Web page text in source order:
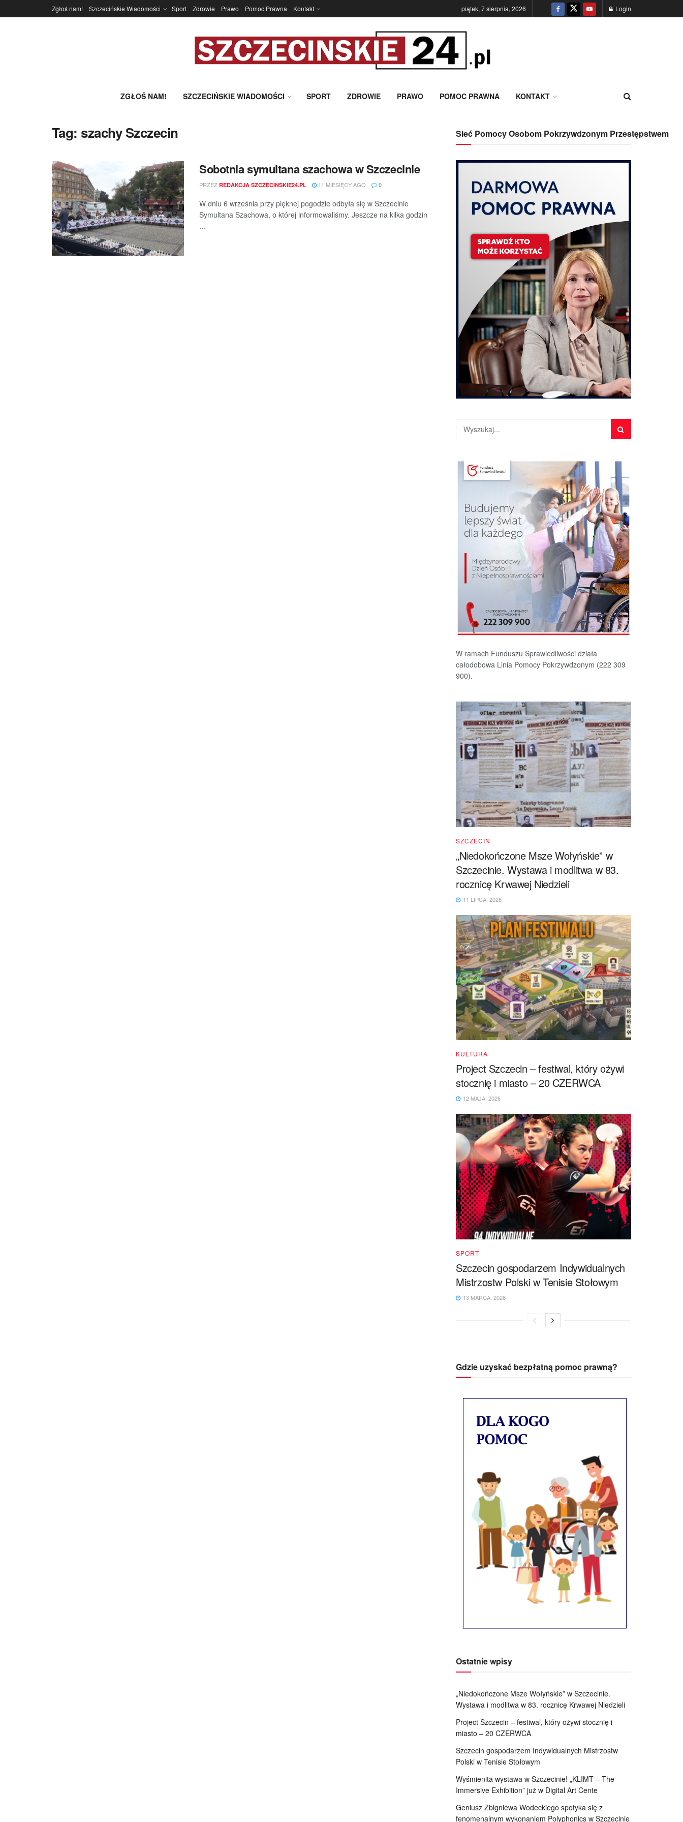
Zgłoś nam! Szczecińskie Wiadomości Sport Zdrowie Prawo Pomoc Prawna Kontakt piątek, 7 sierpnia, 2026 Login
ZGŁOŚ NAM! SZCZECIŃSKIE WIADOMOŚCI SPORT ZDROWIE PRAWO POMOC PRAWNA KONTAKT
Tag: szachy Szczecin
Sobotnia symultana szachowa w Szczecinie
PRZEZ REDAKCJA SZCZECINSKIE24.PL 11 MIESIĘCY AGO 0
W dniu 6 września przy pięknej pogodzie odbyła się w Szczecinie
Symultana Szachowa, o której informowaliśmy. Jeszcze na kilka godzin
...
Sieć Pomocy Osobom Pokrzywdzonym Przestępstwem
W ramach Funduszu Sprawiedliwości działa
całodobowa Linia Pomocy Pokrzywdzonym (222 309
900).
SZCZECIN
„Niedokończone Msze Wołyńskie” w
Szczecinie. Wystawa i modlitwa w 83.
rocznicę Krwawej Niedzieli
11 LIPCA, 2026
KULTURA
Project Szczecin – festiwal, który ożywi
stocznię i miasto – 20 CZERWCA
12 MAJA, 2026
SPORT
Szczecin gospodarzem Indywidualnych
Mistrzostw Polski w Tenisie Stołowym
13 MARCA, 2026
Gdzie uzyskać bezpłatną pomoc prawną?
Ostatnie wpisy
„Niedokończone Msze Wołyńskie” w Szczecinie.
Wystawa i modlitwa w 83. rocznicę Krwawej Niedzieli
Project Szczecin – festiwal, który ożywi stocznię i
miasto – 20 CZERWCA
Szczecin gospodarzem Indywidualnych Mistrzostw
Polski w Tenisie Stołowym
Wyśmienita wystawa w Szczecinie! „KLIMT – The
Immersive Exhibition” już w Digital Art Cente
Geniusz Zbigniewa Wodeckiego spotyka się z
fenomenalnym wykonaniem Polyphonics w Szczecinie